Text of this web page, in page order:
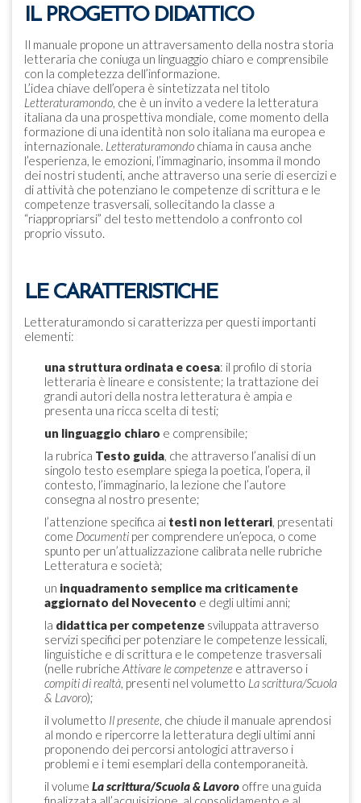
IL PROGETTO DIDATTICO
Il manuale propone un attraversamento della nostra storia
letteraria che coniuga un linguaggio chiaro e comprensibile
con la completezza dell’informazione.
L’idea chiave dell’opera è sintetizzata nel titolo
Letteraturamondo, che è un invito a vedere la letteratura
italiana da una prospettiva mondiale, come momento della
formazione di una identità non solo italiana ma europea e
internazionale. Letteraturamondo chiama in causa anche
l’esperienza, le emozioni, l’immaginario, insomma il mondo
dei nostri studenti, anche attraverso una serie di esercizi e
di attività che potenziano le competenze di scrittura e le
competenze trasversali, sollecitando la classe a
“riappropriarsi” del testo mettendolo a confronto col
proprio vissuto.
LE CARATTERISTICHE
Letteraturamondo si caratterizza per questi importanti
elementi:
una struttura ordinata e coesa: il profilo di storia
letteraria è lineare e consistente; la trattazione dei
grandi autori della nostra letteratura è ampia e
presenta una ricca scelta di testi;
un linguaggio chiaro e comprensibile;
la rubrica Testo guida, che attraverso l’analisi di un
singolo testo esemplare spiega la poetica, l’opera, il
contesto, l’immaginario, la lezione che l’autore
consegna al nostro presente;
l’attenzione specifica ai testi non letterari, presentati
come Documenti per comprendere un’epoca, o come
spunto per un’attualizzazione calibrata nelle rubriche
Letteratura e società;
un inquadramento semplice ma criticamente
aggiornato del Novecento e degli ultimi anni;
la didattica per competenze sviluppata attraverso
servizi specifici per potenziare le competenze lessicali,
linguistiche e di scrittura e le competenze trasversali
(nelle rubriche Attivare le competenze e attraverso i
compiti di realtà, presenti nel volumetto La scrittura/Scuola
& Lavoro);
il volumetto Il presente, che chiude il manuale aprendosi
al mondo e ripercorre la letteratura degli ultimi anni
proponendo dei percorsi antologici attraverso i
problemi e i temi esemplari della contemporaneità.
il volume La scrittura/Scuola & Lavoro offre una guida